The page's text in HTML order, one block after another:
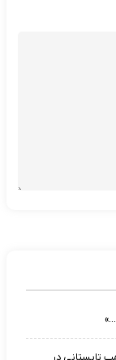
تابستانی در